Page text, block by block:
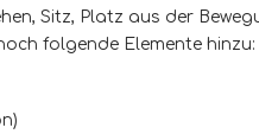
Sitz, Platz aus der
folgende Elemente hinzu: